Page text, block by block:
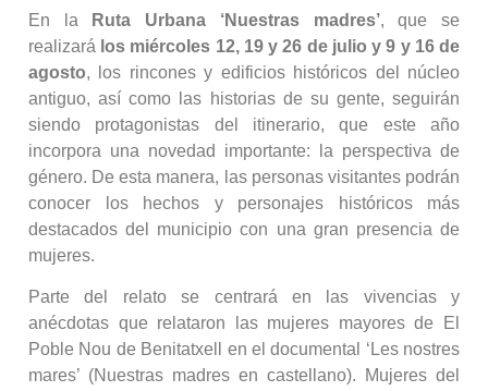
En la Ruta Urbana ‘Nuestras madres’, que se
realizará los miércoles 12, 19 y 26 de julio y 9 y 16 de
agosto, los rincones y edificios históricos del núcleo
antiguo, así como las historias de su gente, seguirán
siendo protagonistas del itinerario, que este año
incorpora una novedad importante: la perspectiva de
género. De esta manera, las personas visitantes podrán
conocer los hechos y personajes históricos más
destacados del municipio con una gran presencia de
mujeres.
Parte del relato se centrará en las vivencias y
anécdotas que relataron las mujeres mayores de El
Poble Nou de Benitatxell en el documental ‘Les nostres
mares’ (Nuestras madres en castellano). Mujeres del